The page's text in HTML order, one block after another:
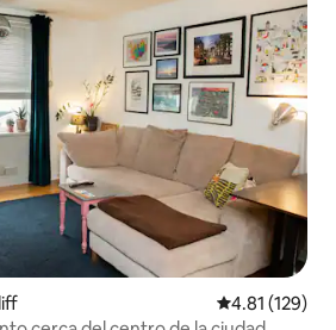
Calificación
4.81 (129)